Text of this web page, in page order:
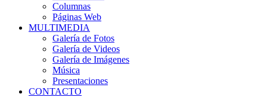
Columnas
Páginas Web
MULTIMEDIA
Galería de Fotos
Galería de Videos
Galería de Imágenes
Música
Presentaciones
CONTACTO